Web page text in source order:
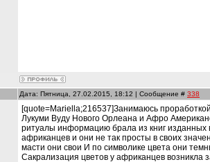
Дата: Пятница, 27.02.2015, 18:12 | Сообщение # 338
[quote=Mariella;216537]Занимаюсь
Лукуми Вуду Нового Орлеана и Афро
ритуалы информацию брала из книг
африканцев и они не так просты в своих
масти они свои И по символике цвета они
Сакрализация цветов у африканцев